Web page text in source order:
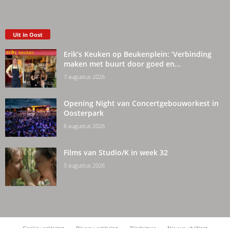
Uit in Oost
Erik’s Keuken op Beukenplein: ‘Verbinding
maken met buurt door goed en...
7 augustus 2026
Opening Night van Concertgebouworkest in
Oosterpark
6 augustus 2026
Films van Studio/K in week 32
5 augustus 2026